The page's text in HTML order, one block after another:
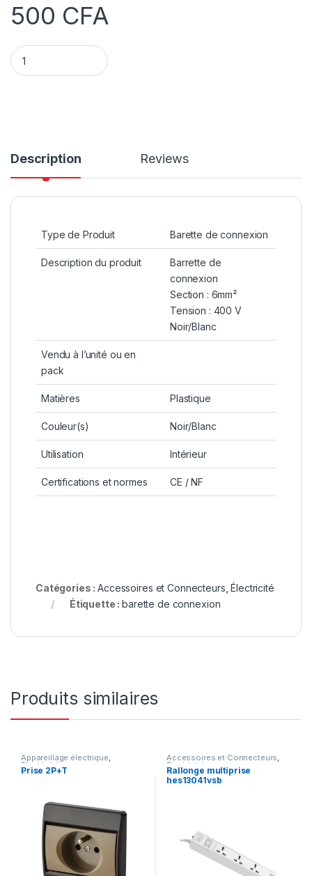
500 CFA
Domino electrique D6 mm² quantity
Description Reviews
Type de Produit Barette de connexion
Description du produit
Barrette de
connexion
Section : 6mm²
Tension : 400 V
Noir/Blanc
Vendu à l’unité ou en
pack
Matières Plastique
Couleur(s) Noir/Blanc
Utilisation Intérieur
Certifications et normes CE / NF
Catégories :Accessoires et Connecteurs ,Électricité
Étiquette :barette de connexion
Produits similaires
Appareillage électrique,
Électricité
Prise 2P+T
Accessoires et Connecteurs,
Électricité
Rallonge multiprise
hes13041vsb